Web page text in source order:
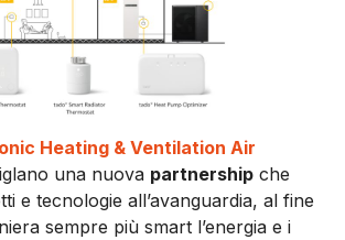
Heating & Ventilation Air
una nuova partnership che
e tecnologie all’avanguardia, al fine
sempre più smart l’energia e i